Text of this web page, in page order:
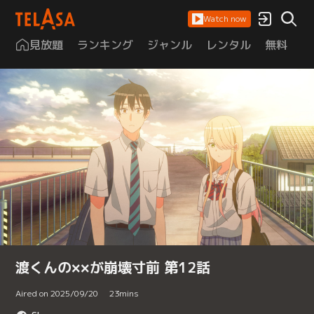
Watch now
見放題 ランキング ジャンル レンタル 無料
渡くんの××が崩壊寸前 第12話
Aired on 2025/09/20 23mins